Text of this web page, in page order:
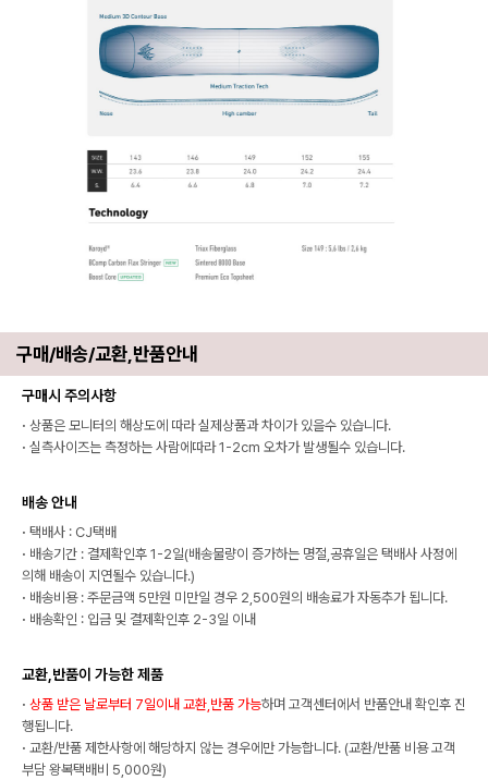
구매/배송/교환,반품안내
구매시 주의사항
· 상품은 모니터의 해상도에 따라 실제상품과 차이가 있을수 있습니다.
· 실측사이즈는 측정하는 사람에따라 1-2cm 오차가 발생될수 있습니다.
배송 안내
· 택배사 : CJ택배
· 배송기간 : 결제확인후 1-2일(배송물량이 증가하는 명절,공휴일은 택배사 사정에
의해 배송이 지연될수 있습니다.)
· 배송비용 : 주문금액 5만원 미만일 경우 2,500원의 배송료가 자동추가 됩니다.
· 배송확인 : 입금 및 결제확인후 2-3일 이내
교환,반품이 가능한 제품
· 상품 받은 날로부터 7일이내 교환,반품 가능하며 고객센터에서 반품안내 확인후 진
행됩니다.
· 교환/반품 제한사항에 해당하지 않는 경우에만 가능합니다. (교환/반품 비용 고객
부담 왕복택배비 5,000원)